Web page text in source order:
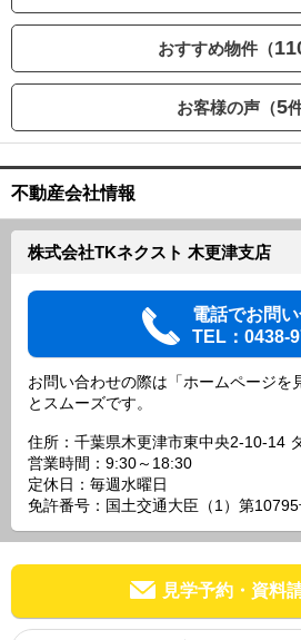
おすすめ物件（
お客様の声（5
不動産会社情報
株式会社TKネクスト 木更津支店
電話でお問
TEL：0438-
お問い合わせの際は「ホームページを
とスムーズです。
住所：千葉県木更津市東中央2-10-14
営業時間：9:30～18:30
定休日：毎週水曜日
免許番号：国土交通大臣（1）第
見学予約・資料